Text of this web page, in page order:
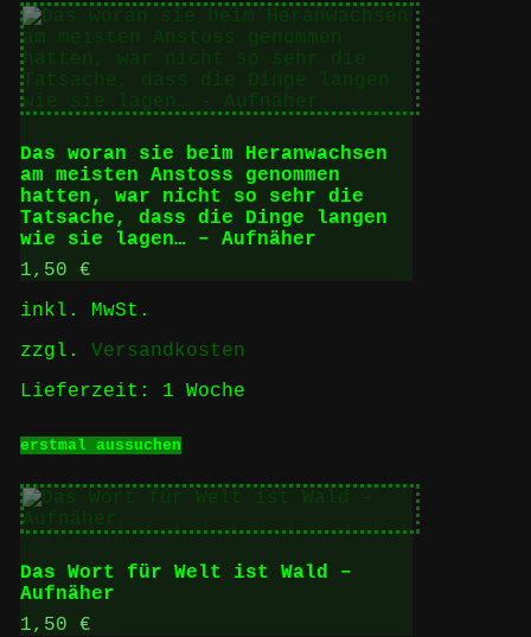
mehrere
Varianten
auf.
Die
Optionen
können
auf
der
Produktseite
gewählt
werden
Das woran sie beim Heranwachsen
am meisten Anstoss genommen
hatten, war nicht so sehr die
Tatsache, dass die Dinge langen
wie sie lagen… – Aufnäher
1,50 €
inkl. MwSt.
zzgl. Versandkosten
Lieferzeit: 1 Woche
erstmal aussuchenProdukt
mehrere
auf.
Die
Optionen
Das Wort für Welt ist Wald –
Aufnäher
1,50 €